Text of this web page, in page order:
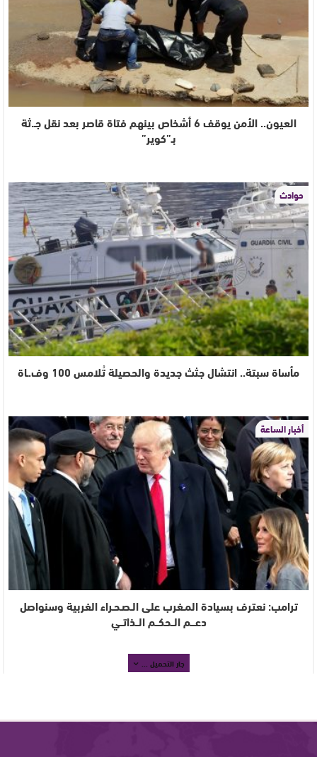
العيون.. الأمن يوقف 6 أشخاص بينهم فتاة قاصر بعد نقل جـ.ثة
بـ”كوير”
حوادث
مأساة سبتة.. انتشال جثث جديدة والحصيلة تُلامس 100 وف.ـاة
أخبار الساعة
ترامب: نعترف بسيادة المـغرب على الـصـحـراء الغربية وسنواصل
دعـــم الــحكــم الــذاتــي
جار التحميل ...